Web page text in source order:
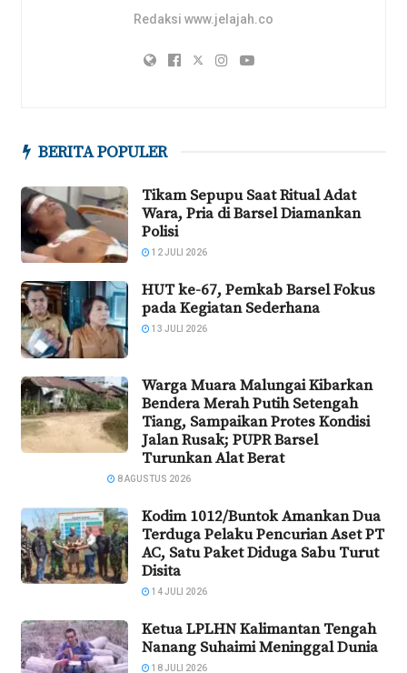
Redaksi www.jelajah.co
BERITA POPULER
Tikam Sepupu Saat Ritual Adat
Wara, Pria di Barsel Diamankan
Polisi
12 JULI 2026
HUT ke-67, Pemkab Barsel Fokus
pada Kegiatan Sederhana
13 JULI 2026
Warga Muara Malungai Kibarkan
Bendera Merah Putih Setengah
Tiang, Sampaikan Protes Kondisi
Jalan Rusak; PUPR Barsel
Turunkan Alat Berat
8 AGUSTUS 2026
Kodim 1012/Buntok Amankan Dua
Terduga Pelaku Pencurian Aset PT
AC, Satu Paket Diduga Sabu Turut
Disita
14 JULI 2026
Ketua LPLHN Kalimantan Tengah
Nanang Suhaimi Meninggal Dunia
18 JULI 2026